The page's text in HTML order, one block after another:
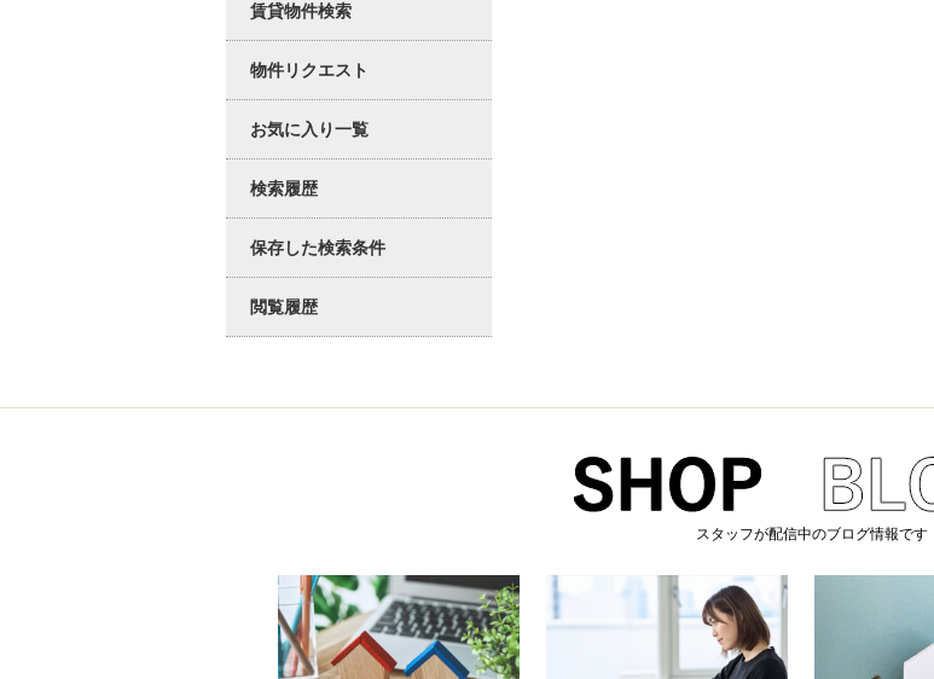
賃貸物件検索
物件リクエスト
お気に入り一覧
検索履歴
保存した検索条件
閲覧履歴
スタッフが配信中のブログ情報です